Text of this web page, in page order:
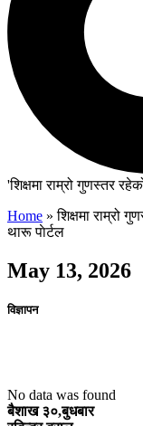
'शिक्षमा राम्रो गुणस्तर
Home »शिक्षमा राम्रो
थारू पाेर्टल
May 13, 2026
विज्ञापन
No data was found
बैशाख ३०,बुधबार